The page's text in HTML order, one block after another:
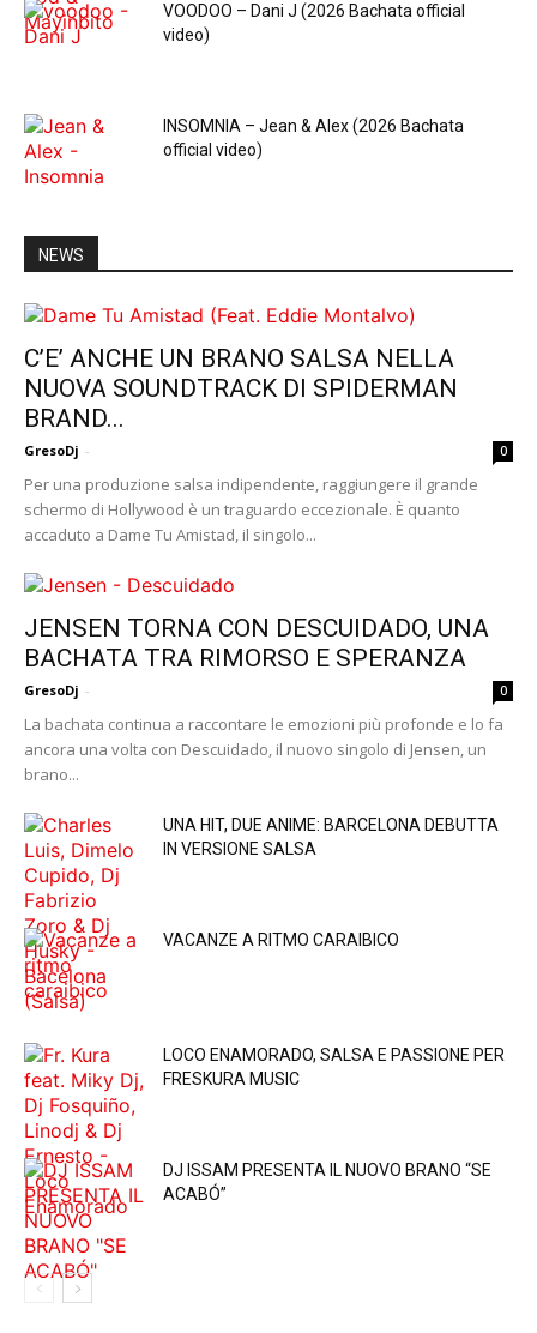
VOODOO – Dani J (2026 Bachata official
video)
INSOMNIA – Jean & Alex (2026 Bachata
official video)
NEWS
C’E’ ANCHE UN BRANO SALSA NELLA
NUOVA SOUNDTRACK DI SPIDERMAN
BRAND...
GresoDj - 0
Per una produzione salsa indipendente, raggiungere il grande
schermo di Hollywood è un traguardo eccezionale. È quanto
accaduto a Dame Tu Amistad, il singolo...
JENSEN TORNA CON DESCUIDADO, UNA
BACHATA TRA RIMORSO E SPERANZA
GresoDj - 0
La bachata continua a raccontare le emozioni più profonde e lo fa
ancora una volta con Descuidado, il nuovo singolo di Jensen, un
brano...
UNA HIT, DUE ANIME: BARCELONA DEBUTTA
IN VERSIONE SALSA
VACANZE A RITMO CARAIBICO
LOCO ENAMORADO, SALSA E PASSIONE PER
FRESKURA MUSIC
DJ ISSAM PRESENTA IL NUOVO BRANO “SE
ACABÓ”